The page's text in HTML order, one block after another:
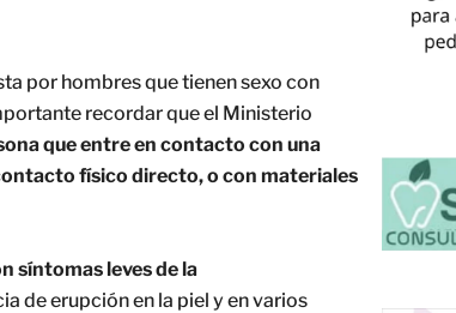
por hombres que tienen sexo con
recordar que el Ministerio
que entre en contacto con una
físico directo, o con materiales
síntomas leves de la
de erupción en la piel y en varios